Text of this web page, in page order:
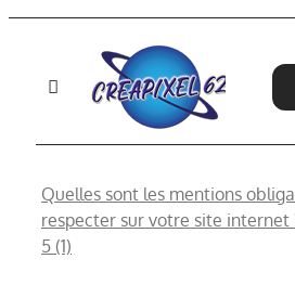
Passer
Toggle
Navigation
Quelles sont les mentions
respecter sur votre site internet
5 (1)